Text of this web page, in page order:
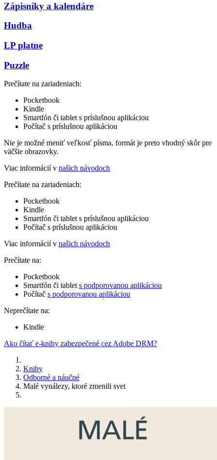
Zápisníky a kalendáre
Hudba
LP platne
Puzzle
Prečítate na zariadeniach:
Pocketbook
Kindle
Smartfón či tablet s príslušnou aplikáciou
Počítač s príslušnou aplikáciou
Nie je možné meniť veľkosť písma, formát je preto vhodný skôr pre
väčšie obrazovky.
Viac informácií v našich návodoch
Prečítate na zariadeniach:
Pocketbook
Kindle
Smartfón či tablet s príslušnou aplikáciou
Počítač s príslušnou aplikáciou
Viac informácií v našich návodoch
Prečítate na:
Pocketbook
Smartfón či tablet s podporovanou aplikáciou
Počítač s podporovanou aplikáciou
Neprečítate na:
Kindle
Ako čítať e-knihy zabezpečené cez Adobe DRM?
Knihy
Odborné a náučné
Malé vynálezy, ktoré zmenili svet